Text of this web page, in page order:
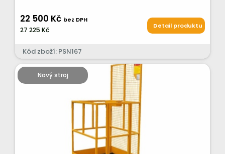
22 500 Kč bez DPH
27 225 Kč Detail produktu
Kód zboží: PSN167
Nový stroj